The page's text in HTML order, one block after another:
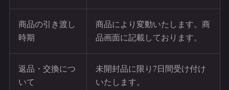
商品の引き渡し
時期
商品により変動いたします。商
品画面に記載しております。
返品・交換につ
いて
未開封品に限り7日間受け付け
いたします。